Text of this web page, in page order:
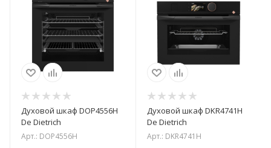
Духовой шкаф DOP4556H
De Dietrich
Арт.: DOP4556H
Духовой шкаф DKR4741H
De Dietrich
Арт.: DKR4741H